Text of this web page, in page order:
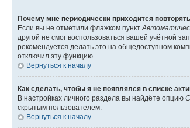
Почему мне периодически приходится
Если вы не отметили флажком пункт
другой не смог воспользоваться вашей учётной
рекомендуется делать это на общедоступном
отключил эту функцию.
Вернуться к началу
Как сделать, чтобы я не появлялся в списке
В настройках личного раздела вы найдёте опцию
скрытым пользователем.
Вернуться к началу